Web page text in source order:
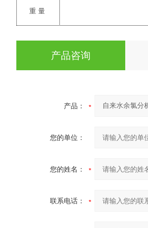
重量
产品咨询
产品：
您的单位：
您的姓名：
联系电话：